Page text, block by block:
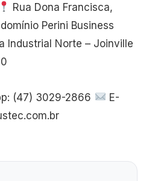
Rua Dona Francisca,
Perini Business
Industrial Norte – Joinville
(47) 3029-2866
E-